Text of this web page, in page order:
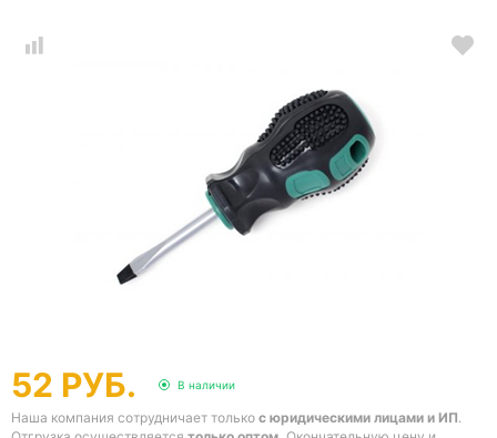
52 РУБ. В наличии
Наша компания сотрудничает только с юридическими лицами и ИП.